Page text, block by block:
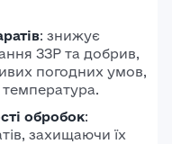
: знижує
ЗЗР та добрив,
погодних умов,
обробок:
захищаючи їх